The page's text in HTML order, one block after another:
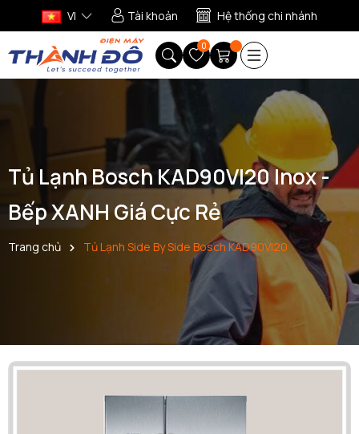
VI Tài khoản Hệ thống chi nhánh
0
Tủ Lạnh Bosch KAD90VI20 Inox -
Bếp XANH Giá Cực Rẻ
Trang chủ Tủ Lạnh Side By Side Bosch KAD90VI20